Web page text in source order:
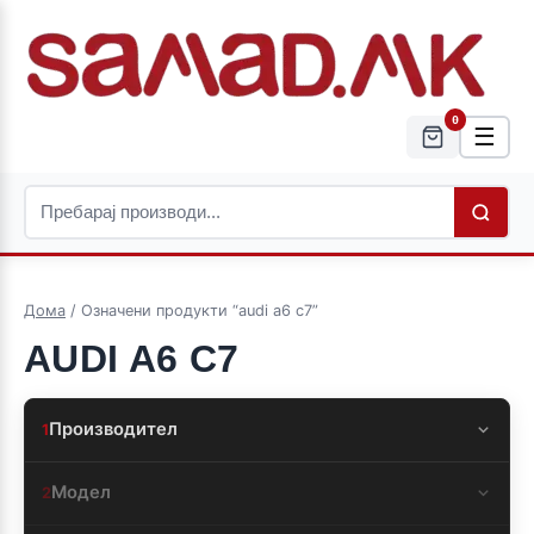
0
☰
Дома / Означени продукти “audi a6 c7”
AUDI A6 C7
1Производител
2Модел